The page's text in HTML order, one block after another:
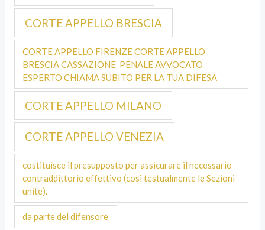
CORTE APPELLO BRESCIA
CORTE APPELLO FIRENZE CORTE APPELLO
BRESCIA CASSAZIONE PENALE AVVOCATO
ESPERTO CHIAMA SUBITO PER LA TUA DIFESA
CORTE APPELLO MILANO
CORTE APPELLO VENEZIA
costituisce il presupposto per assicurare il necessario
contraddittorio effettivo (così testualmente le Sezioni
unite).
da parte del difensore